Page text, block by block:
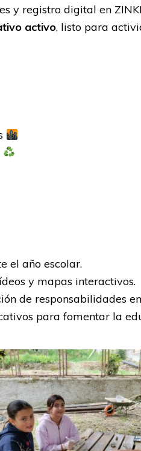
y registro digital en
activo, listo para
el año escolar.
y mapas interactivos.
de responsabilidades
para fomentar la